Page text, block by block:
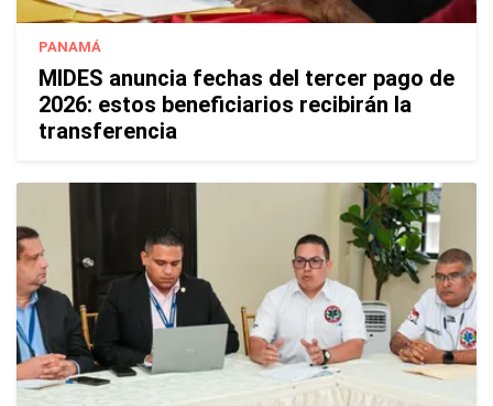
PANAMÁ
MIDES anuncia fechas del tercer pago de
2026: estos beneficiarios recibirán la
transferencia